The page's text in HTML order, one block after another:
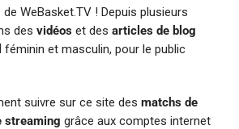
WeBasket.TV ! Depuis plusieurs
des vidéos et des articles de blog
féminin et masculin, pour le public
suivre sur ce site des matchs de
streaming grâce aux comptes internet